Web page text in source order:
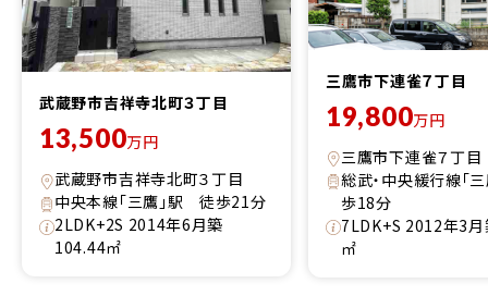
武蔵野市吉祥寺北町３丁目
13,500万円
武蔵野市吉祥寺北町３丁目
中央本線「三鷹」駅 徒歩21分
2LDK+2S 2014年6月築
104.44㎡
三鷹市下連雀７丁目
19,800万円
三鷹市下連雀７丁目
総武・中央緩行線「
歩18分
7LDK+S 2012年3
㎡